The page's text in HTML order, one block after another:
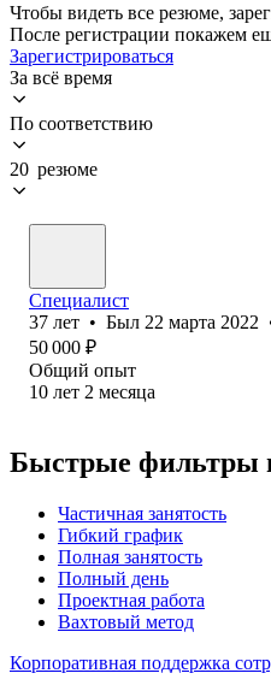
Чтобы видеть все резюме,
После регистрации покажем
Зарегистрироваться
За всё время
По соответствию
20 резюме
Специалист
37 лет • Был 22 марта 2022
50 000 ₽
Общий опыт
10 лет 2 месяца
Быстрые фильтры
Частичная занятость
Гибкий график
Полная занятость
Полный день
Проектная работа
Вахтовый метод
Корпоративная поддержка